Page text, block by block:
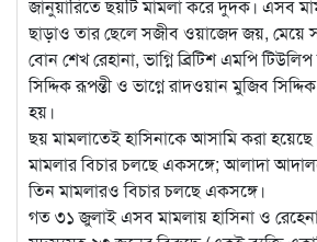
জানুয়ারিতে ছয়টি মামলা করে দুদক। এসব
ছাড়াও তার ছেলে সজীব ওয়াজেদ জয়, মেয়ে
বোন শেখ রেহানা, ভাগ্নি ব্রিটিশ এমপি
সিদ্দিক রূপন্তী ও ভাগ্নে রাদওয়ান মুজিব
হয়।
ছয় মামলাতেই হাসিনাকে আসামি করা
মামলার বিচার চলছে একসঙ্গে; আলাদা
তিন মামলারও বিচার চলছে একসঙ্গে।
গত ৩১ জুলাই এসব মামলায় হাসিনা ও